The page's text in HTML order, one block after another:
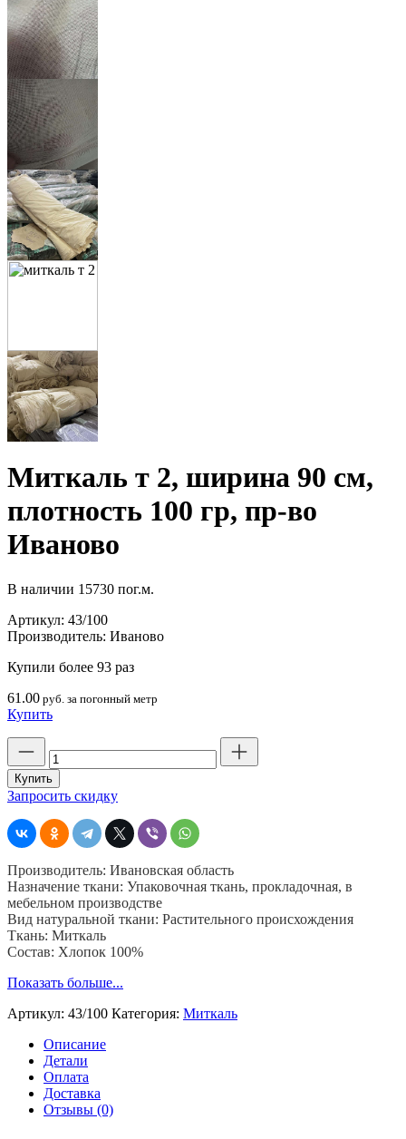
Миткаль т 2, ширина 90 см,
плотность 100 гр, пр-во
Иваново
В наличии 15730 пог.м.
Артикул: 43/100
Производитель: Иваново
Купили более 93 раз
61.00 руб. за погонный метр
Купить
товара
Миткаль
т
ширина
90
плотность
100
гр,
пр-
во
Иваново
Купить
Запросить скидку
Производитель: Ивановская область
Назначение ткани: Упаковочная ткань, прокладочная, в
мебельном производстве
Вид натуральной ткани: Растительного происхождения
Ткань: Миткаль
Состав: Хлопок 100%
Показать больше...
Артикул: 43/100 Категория: Миткаль
Описание
Детали
Оплата
Доставка
Отзывы (0)